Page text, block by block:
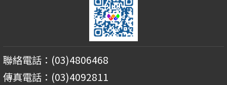
聯絡電話：(03)4806468
傳真電話：(03)4092811